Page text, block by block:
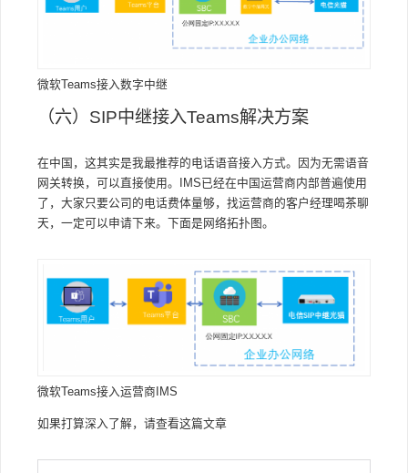
微软Teams接入数字中继
（六）SIP中继接入Teams解决方案
在中国，这其实是我最推荐的电话语音接入方式。因为无需语音
网关转换，可以直接使用。IMS已经在中国运营商内部普遍使用
了，大家只要公司的电话费体量够，找运营商的客户经理喝茶聊
天，一定可以申请下来。下面是网络拓扑图。
微软Teams接入运营商IMS
如果打算深入了解，请查看这篇文章